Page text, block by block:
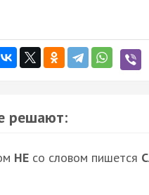
решают:
НЕ со словом пишется